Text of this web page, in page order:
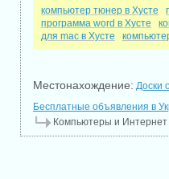
компьютер тюнер в Хусте
программа word в Хусте
для mac в Хусте
Местонахождение: Доски
Бесплатные объявления в
Компьютеры и Интернет